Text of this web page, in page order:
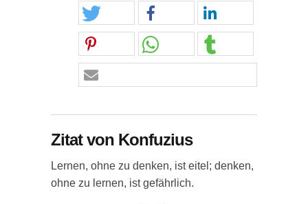
Zitat von Konfuzius
Lernen, ohne zu denken, ist eitel; denken,
ohne zu lernen, ist gefährlich.